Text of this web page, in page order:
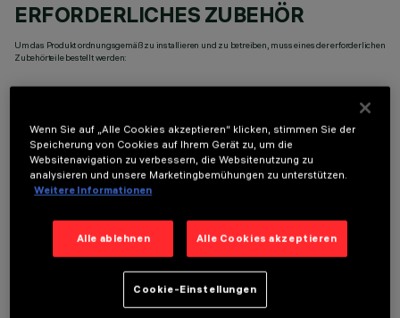
ERFORDERLICHES ZUBEHÖR
Um das Produkt ordnungsgemäß zu installieren und zu betreiben, muss eines der erforderlichen
Zubehörteile bestellt werden:
OPTIONALE KOMPONENTEN
TECHNISCHE DATEN
Wenn Sie auf „Alle Cookies akzeptieren“ klicken, stimmen Sie der
Speicherung von Cookies auf Ihrem Gerät zu, um die
Websitenavigation zu verbessern, die Websitenutzung zu
analysieren und unsere Marketingbemühungen zu unterstützen.
Weitere Informationen
Alle ablehnen Alle Cookies akzeptieren
Cookie-Einstellungen